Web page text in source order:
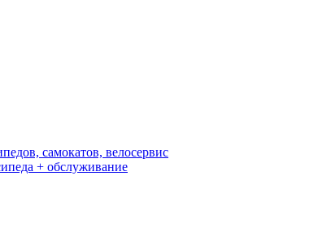
самокатов, велосервис
+ обслуживание